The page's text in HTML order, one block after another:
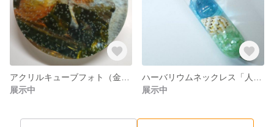
展示中
展示中